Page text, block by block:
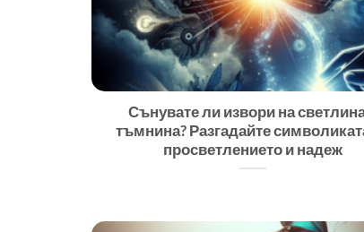
Сънувате ли извори на
тъмнина? Разгадайте
просветлението и надеж